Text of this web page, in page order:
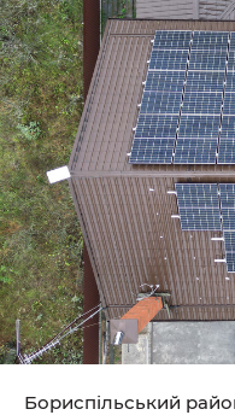
Бориспільський